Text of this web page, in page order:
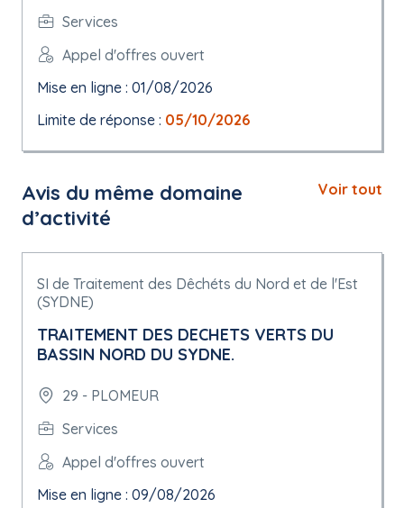
Services
Appel d'offres ouvert
Mise en ligne : 01/08/2026
Limite de réponse : 05/10/2026
Avis du même domaine
d’activité
Voir tout
SI de Traitement des Dêchéts du Nord et de l'Est
(SYDNE)
TRAITEMENT DES DECHETS VERTS DU
BASSIN NORD DU SYDNE.
29 - PLOMEUR
Services
Appel d'offres ouvert
Mise en ligne : 09/08/2026